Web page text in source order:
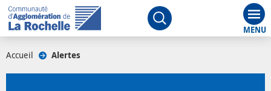
Ouvrir le moteur de
Accueil Alertes